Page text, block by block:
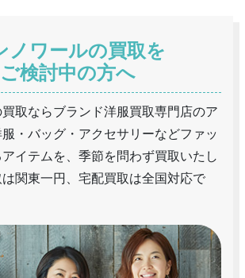
ノワールの買取を
ご検討中の方へ
取ならブランド洋服買取専門店のア
・バッグ・アクセサリーなどファッ
イテムを、季節を問わず買取いたし
関東一円、宅配買取は全国対応で